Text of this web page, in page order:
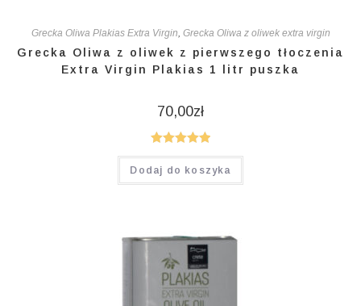
Grecka Oliwa Plakias Extra Virgin Grecka Oliwa z oliwek extra virgin
Grecka Oliwa z oliwek z pierwszego tłoczenia
Extra Virgin Plakias 1 litr puszka
70,00zł
Oceniono
5.00na 5
Dodaj do koszyka